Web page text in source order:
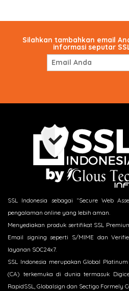
Silahkan tambahkan email
informasi seputar
SSL Indonesia sebagai “Secure Web
pengalaman online yang lebih aman.
Menyediakan produk sertifikat SSL
Email signing seperti S/MIME dan
layanan SOC24x7.
SSL Indonesia merupakan Global
(CA) terkemuka di dunia termasuk
RapidSSL, Globalsign dan Sectigo Formely